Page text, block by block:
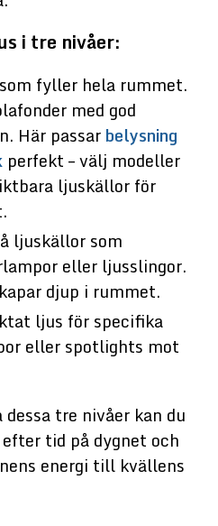
i tre nivåer:
fyller hela rummet.
med god
Här passar belysning
perfekt – välj modeller
ljuskällor för
ljuskällor som
eller ljusslingor.
djup i rummet.
ljus för specifika
eller spotlights mot
tre nivåer kan du
tid på dygnet och
energi till kvällens